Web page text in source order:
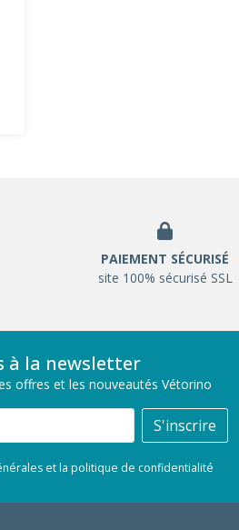
PAIEMENT SÉCURISÉ
site 100% sécurisé SSL
à la newsletter
offres et les nouveautés Vétorino
S'inscrire
et la politique de confidentialité